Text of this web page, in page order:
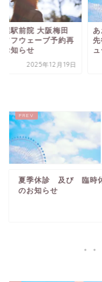
ばクリニック高崎院
予約[すべてのメニ
] 受付開始
2025年5月26日
夏季休診 及び 臨時休
のお知らせ